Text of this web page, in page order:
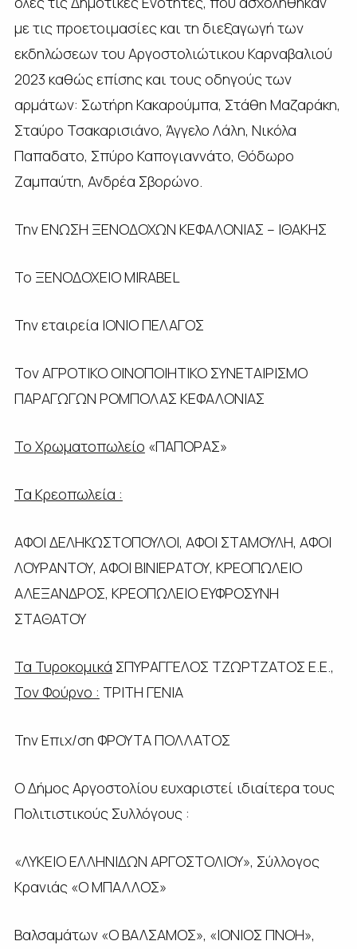
με τις προετοιμασίες και τη διεξαγωγή των
εκδηλώσεων του Αργοστολιώτικου Καρναβαλιού
2023 καθώς επίσης και τους οδηγούς των
αρμάτων: Σωτήρη Κακαρούμπα, Στάθη Μαζαράκη,
Σταύρο Τσακαρισιάνο, Άγγελο Λάλη, Νικόλα
Παπαδατο, Σπύρο Καπογιαννάτο, Θόδωρο
Ζαμπαύτη, Ανδρέα Σβορώνο.
Την ΕΝΩΣΗ ΞΕΝΟΔΟΧΩΝ ΚΕΦΑΛΟΝΙΑΣ – ΙΘΑΚΗΣ
Το ΞΕΝΟΔΟΧΕΙΟ MIRABEL
Την εταιρεία ΙΟΝΙΟ ΠΕΛΑΓΟΣ
Τον ΑΓΡΟΤΙΚΟ ΟΙΝΟΠΟΙΗΤΙΚΟ ΣΥΝΕΤΑΙΡΙΣΜΟ
ΠΑΡΑΓΩΓΩΝ ΡΟΜΠΟΛΑΣ ΚΕΦΑΛΟΝΙΑΣ
Το Χρωματοπωλείο «ΠΑΠΟΡΑΣ»
Τα Κρεοπωλεία :
ΑΦΟΙ ΔΕΛΗΚΩΣΤΟΠΟΥΛΟΙ, ΑΦΟΙ ΣΤΑΜΟΥΛΗ, ΑΦΟΙ
ΛΟΥΡΑΝΤΟΥ, ΑΦΟΙ ΒΙΝΙΕΡΑΤΟΥ, ΚΡΕΟΠΩΛΕΙΟ
ΑΛΕΞΑΝΔΡΟΣ, ΚΡΕΟΠΩΛΕΙΟ ΕΥΦΡΟΣΥΝΗ
ΣΤΑΘΑΤΟΥ
Τα Τυροκομικά ΣΠΥΡΑΓΓΕΛΟΣ ΤΖΩΡΤΖΑΤΟΣ Ε.Ε.,
Τον Φούρνο : ΤΡΙΤΗ ΓΕΝΙΑ
Την Επιχ/ση ΦΡΟΥΤΑ ΠΟΛΛΑΤΟΣ
Ο Δήμος Αργοστολίου ευχαριστεί ιδιαίτερα τους
Πολιτιστικούς Συλλόγους :
«ΛΥΚΕΙΟ ΕΛΛΗΝΙΔΩΝ ΑΡΓΟΣΤΟΛΙΟΥ», Σύλλογος
Κρανιάς «Ο ΜΠΑΛΛΟΣ»
Βαλσαμάτων «Ο ΒΑΛΣΑΜΟΣ», «ΙΟΝΙΟΣ ΠΝΟΗ»,